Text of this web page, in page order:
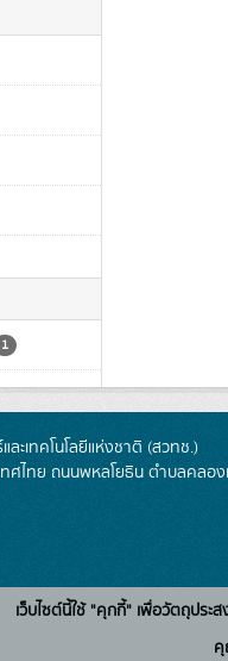
1
เทคโนโลยีแห่งชาติ (สวทช.)
ศไทย ถนนพหลโยธิน ตำบลคล
เว็บไซต์นี้ใช้ "คุกกี้" เพื่อวัตถุปร